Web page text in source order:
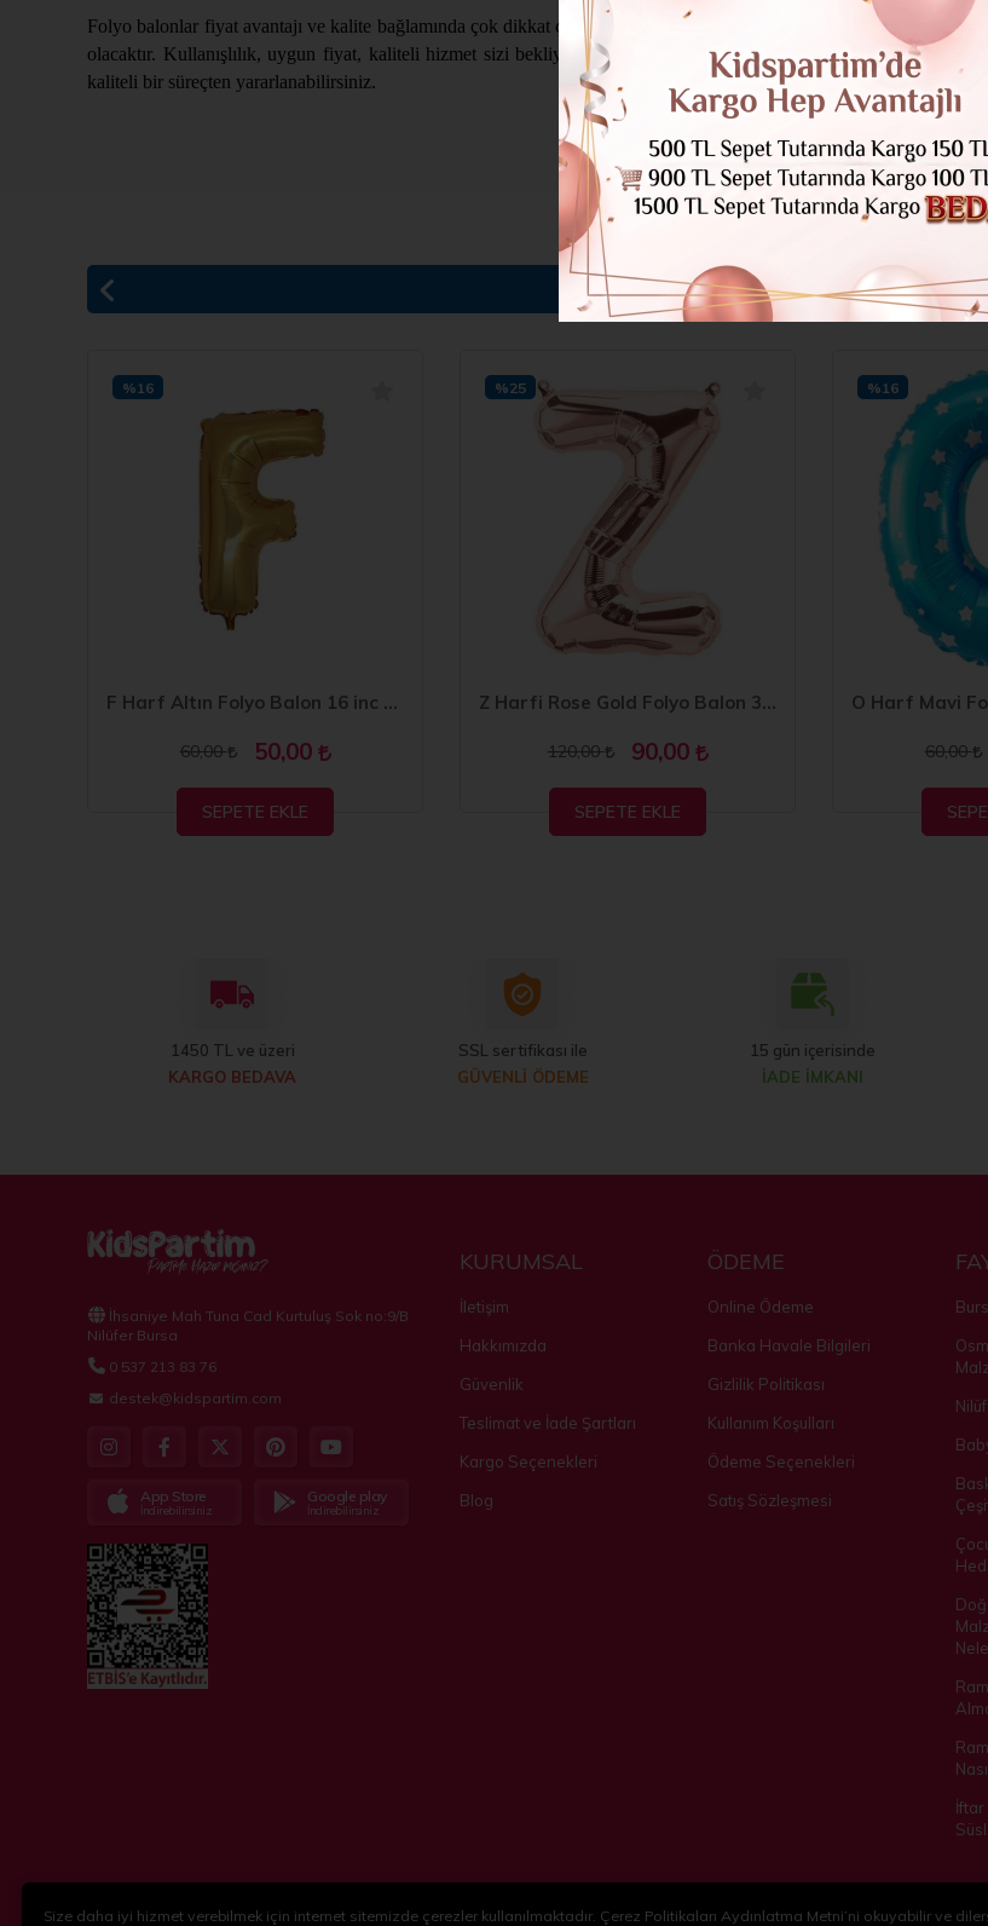
Folyo balonlar fiyat avantajı ve kalite bağlamında çok dikkat çeken birer çözüm olarak kabul görmektedir. Bu
olacaktır. Kullanışlılık, uygun fiyat, kaliteli hizmet sizi bekliyor. Üstelik çok daha fazlası için sizin de tercihiniz
kaliteli bir süreçten yararlanabilirsiniz.
BENZER ÜRÜNLER
F Harf Altın Folyo Balon 16 inc 40 cm
60,00 50,00
%16
SEPETE EKLE
Z Harfi Rose Gold Folyo Balon 34 inç 80 cm
120,00 90,00
%25
SEPETE EKLE
60,00
%16
1450 TL ve üzeri
KARGO BEDAVA
SSL sertifikası ile
GÜVENLİ ÖDEME
15 gün içerisinde
İADE İMKANI
İhsaniye Mah Tuna Cad Kurtuluş Sok no:9/B
Nilüfer Bursa
0 537 213 83 76
destek@kidspartim.com
App Store
İndirebilirsiniz
Google play
İndirebilirsiniz
KURUMSAL
İletişim
Hakkımızda
Güvenlik
Teslimat ve İade Şartları
Kargo Seçenekleri
Blog
ÖDEME
Online Ödeme
Banka Havale Bilgileri
Gizlilik Politikası
Kullanım Koşulları
Ödeme Seçenekleri
Satış Sözleşmesi
Size daha iyi hizmet verebilmek için internet sitemizde çerezler kullanılmaktadır. Çerez Politikaları Aydınlatma Metni’ni okuyabilir ve